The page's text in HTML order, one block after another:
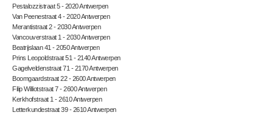
Pestalozzistraat 5 - 2020 Antwerpen
Van Peenestraat 4 - 2020 Antwerpen
Merantistraat 2 - 2030 Antwerpen
Vancouverstraat 1 - 2030 Antwerpen
Beatrijslaan 41 - 2050 Antwerpen
Prins Leopoldstraat 51 - 2140 Antwerpen
Gagelveldenstraat 71 - 2170 Antwerpen
Boomgaardstraat 22 - 2600 Antwerpen
Filip Williotstraat 7 - 2600 Antwerpen
Kerkhofstraat 1 - 2610 Antwerpen
Letterkundestraat 39 - 2610 Antwerpen